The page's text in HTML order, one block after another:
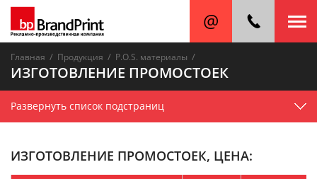
Главная / Продукция / P.O.S. материалы /
ИЗГОТОВЛЕНИЕ ПРОМОСТОЕК
Развернуть список подстраниц
ИЗГОТОВЛЕНИЕ ПРОМОСТОЕК, ЦЕНА: